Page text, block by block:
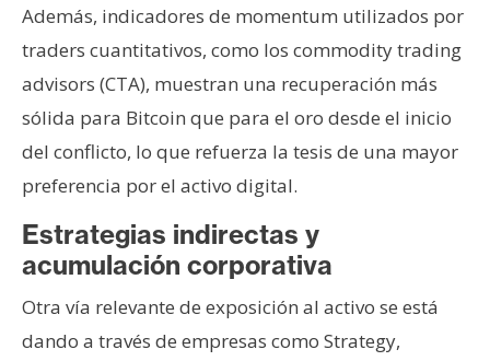
Además, indicadores de momentum utilizados por
traders cuantitativos, como los commodity trading
advisors (CTA), muestran una recuperación más
sólida para Bitcoin que para el oro desde el inicio
del conflicto, lo que refuerza la tesis de una mayor
preferencia por el activo digital.
Estrategias indirectas y
acumulación corporativa
Otra vía relevante de exposición al activo se está
dando a través de empresas como Strategy,